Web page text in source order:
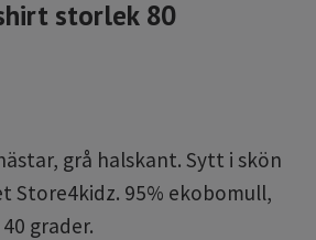
storlek 80
grå halskant. Sytt i skön
Store4kidz. 95% ekobomull,
grader.